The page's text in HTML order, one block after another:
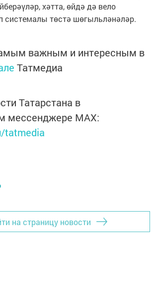
хәтта, өйдә дә вело
системалы төстә шөгыльләнәләр.
важным и интересным в
Татмедиа
Татарстана в
мессенджере MАХ:
tatmedia
на страницу новости